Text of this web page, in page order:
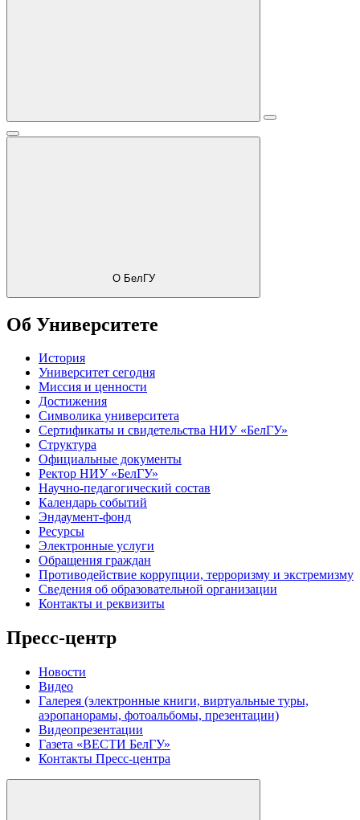
О БелГУ
Об Университете
История
Университет сегодня
Миссия и ценности
Достижения
Символика университета
Сертификаты и свидетельства НИУ «БелГУ»
Структура
Официальные документы
Ректор НИУ «БелГУ»
Научно-педагогический состав
Календарь событий
Эндаумент-фонд
Ресурсы
Электронные услуги
Обращения граждан
Противодействие коррупции, терроризму и экстремизму
Сведения об образовательной организации
Контакты и реквизиты
Пресс-центр
Новости
Видео
Галерея (электронные книги, виртуальные туры,
аэропанорамы, фотоальбомы, презентации)
Видеопрезентации
Газета «ВЕСТИ БелГУ»
Контакты Пресс-центра